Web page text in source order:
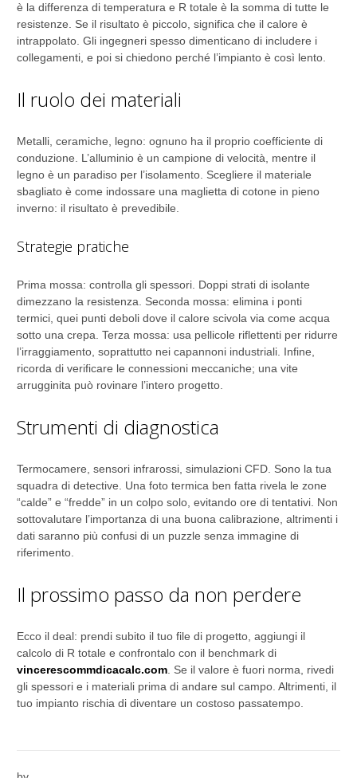
è la differenza di temperatura e R totale è la somma di tutte le
resistenze. Se il risultato è piccolo, significa che il calore è
intrappolato. Gli ingegneri spesso dimenticano di includere i
collegamenti, e poi si chiedono perché l’impianto è così lento.
Il ruolo dei materiali
Metalli, ceramiche, legno: ognuno ha il proprio coefficiente di
conduzione. L’alluminio è un campione di velocità, mentre il
legno è un paradiso per l’isolamento. Scegliere il materiale
sbagliato è come indossare una maglietta di cotone in pieno
inverno: il risultato è prevedibile.
Strategie pratiche
Prima mossa: controlla gli spessori. Doppi strati di isolante
dimezzano la resistenza. Seconda mossa: elimina i ponti
termici, quei punti deboli dove il calore scivola via come acqua
sotto una crepa. Terza mossa: usa pellicole riflettenti per ridurre
l’irraggiamento, soprattutto nei capannoni industriali. Infine,
ricorda di verificare le connessioni meccaniche; una vite
arrugginita può rovinare l’intero progetto.
Strumenti di diagnostica
Termocamere, sensori infrarossi, simulazioni CFD. Sono la tua
squadra di detective. Una foto termica ben fatta rivela le zone
“calde” e “fredde” in un colpo solo, evitando ore di tentativi. Non
sottovalutare l’importanza di una buona calibrazione, altrimenti i
dati saranno più confusi di un puzzle senza immagine di
riferimento.
Il prossimo passo da non perdere
Ecco il deal: prendi subito il tuo file di progetto, aggiungi il
calcolo di R totale e confrontalo con il benchmark di
vincerescommdicacalc.com . Se il valore è fuori norma, rivedi
gli spessori e i materiali prima di andare sul campo. Altrimenti, il
tuo impianto rischia di diventare un costoso passatempo.